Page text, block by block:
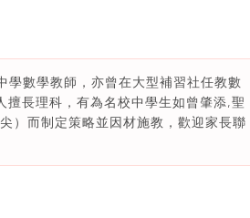
數學教師，亦曾在大型補習社任教數
長理科，有為名校中學生如曾肇添,聖
）而制定策略並因材施教，歡迎家長聯